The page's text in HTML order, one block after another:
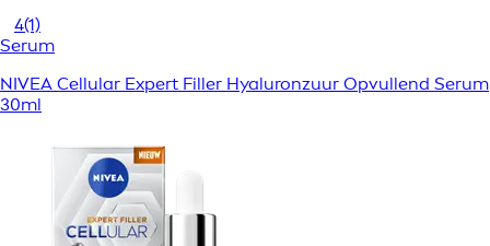
4(1)
Serum
NIVEA Cellular Expert Filler Hyaluronzuur Opvullend Serum
30ml